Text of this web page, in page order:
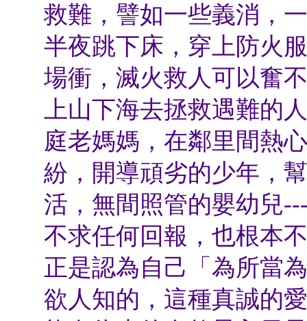
救難，譬如一些義消，
半夜跳下床，穿上防火
場衝，滅火救人可以奮
上山下海去拯救遇難的
庭老媽媽，在鄰里間熱
紛，開導頑劣的少年，
活，無間照管的嬰幼兒
不求任何回報，也根本
正是認為自己「為所當
欲人知的，這種真誠的